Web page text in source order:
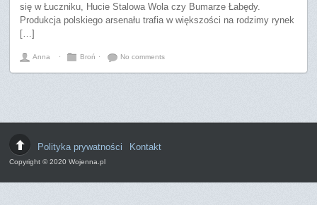
się w Łuczniku, Hucie Stalowa Wola czy Bumarze Łabędy.
Produkcja polskiego arsenału trafia w większości na rodzimy rynek
[…]
Anna ⋅ Broń ⋅ No comments
Polityka prywatności Kontakt
Copyright © 2020 Wojenna.pl